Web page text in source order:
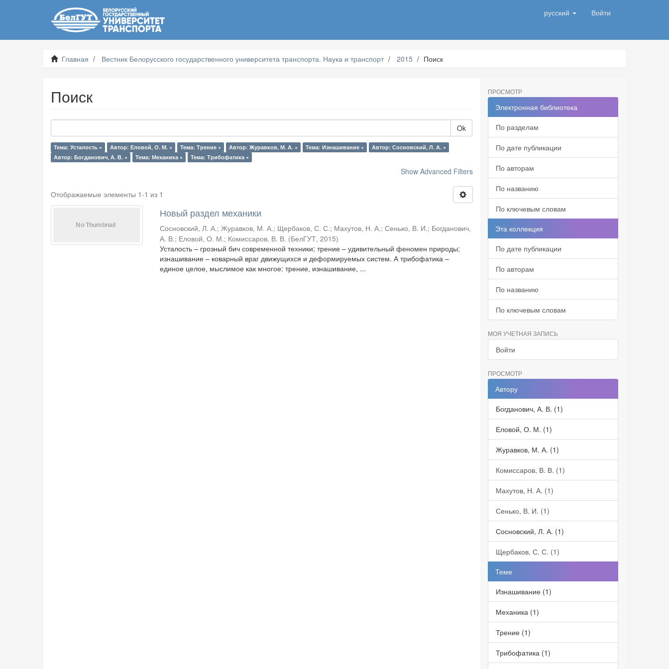
русский Войти
Главная Вестник Белорусского государственного университета транспорта. Наука и транспорт 2015 Поиск
Поиск
Ok
Тема: Усталость × Автор: Еловой, О. М. × Тема: Трение × Автор: Журавков, М. А. × Тема: Изнашивание ×
Автор: Сосновский, Л. А. ×
Автор: Богданович, А. В. ×
Тема: Механика × Тема: Трибофатика ×
Show Advanced Filters
Отображаемые элементы 1-1 из 1
Новый раздел механики
Сосновский, Л. А.;Журавков, М. А.; Щербаков, С. С.; Махутов, Н. А.;Сенько, В. И.; Богданович,
А. В.; Еловой, О. М.; Комиссаров, В. В. (БелГУТ,2015)
Усталость – грозный бич современной техники; трение – удивительный феномен природы;
изнашивание – коварный враг движущихся и деформируемых систем. А трибофатика –
единое целое, мыслимое как многое: трение, изнашивание, ...
ПРОСМОТР
Электронная библиотека
По разделам
По дате публикации
По авторам
По названию
По ключевым словам
Эта коллекция
По дате публикации
По авторам
По названию
По ключевым словам
МОЯ УЧЕТНАЯ ЗАПИСЬ
Войти
ПРОСМОТР
Автору
Богданович, А. В. (1)
Еловой, О. М. (1)
Журавков, М. А. (1)
Комиссаров, В. В. (1)
Махутов, Н. А. (1)
Сенько, В. И. (1)
Сосновский, Л. А. (1)
Щербаков, С. С. (1)
Теме
Изнашивание (1)
Механика (1)
Трение (1)
Трибофатика (1)